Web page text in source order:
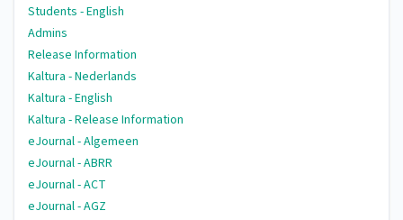
Students - English
Admins
Release Information
Kaltura - Nederlands
Kaltura - English
Kaltura - Release Information
eJournal - Algemeen
eJournal - ABRR
eJournal - ACT
eJournal - AGZ